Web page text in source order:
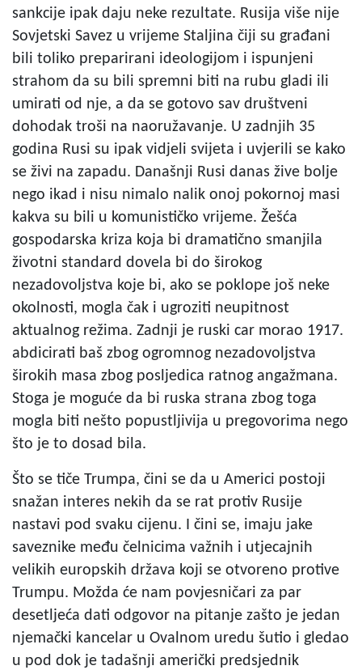
sankcije ipak daju neke rezultate. Rusija više nije
Sovjetski Savez u vrijeme Staljina čiji su građani
bili toliko preparirani ideologijom i ispunjeni
strahom da su bili spremni biti na rubu gladi ili
umirati od nje, a da se gotovo sav društveni
dohodak troši na naoružavanje. U zadnjih 35
godina Rusi su ipak vidjeli svijeta i uvjerili se kako
se živi na zapadu. Današnji Rusi danas žive bolje
nego ikad i nisu nimalo nalik onoj pokornoj masi
kakva su bili u komunističko vrijeme. Žešća
gospodarska kriza koja bi dramatično smanjila
životni standard dovela bi do širokog
nezadovoljstva koje bi, ako se poklope još neke
okolnosti, mogla čak i ugroziti neupitnost
aktualnog režima. Zadnji je ruski car morao 1917.
abdicirati baš zbog ogromnog nezadovoljstva
širokih masa zbog posljedica ratnog angažmana.
Stoga je moguće da bi ruska strana zbog toga
mogla biti nešto popustljivija u pregovorima nego
što je to dosad bila.
Što se tiče Trumpa, čini se da u Americi postoji
snažan interes nekih da se rat protiv Rusije
nastavi pod svaku cijenu. I čini se, imaju jake
saveznike među čelnicima važnih i utjecajnih
velikih europskih država koji se otvoreno protive
Trumpu. Možda će nam povjesničari za par
desetljeća dati odgovor na pitanje zašto je jedan
njemački kancelar u Ovalnom uredu šutio i gledao
u pod dok je tadašnji američki predsjednik